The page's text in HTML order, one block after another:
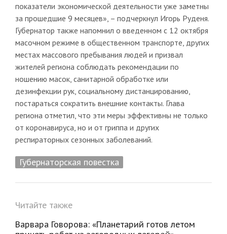
показатели экономической деятельности уже заметны
за прошедшие 9 месяцев», – подчеркнул Игорь Руденя.
Губернатор также напомнил о введенном с 12 октября
масочном режиме в общественном транспорте, других
местах массового пребывания людей и призвал
жителей региона соблюдать рекомендации по
ношению масок, санитарной обработке или
дезинфекции рук, социальному дистанцированию,
постараться сократить внешние контакты. Глава
региона отметил, что эти меры эффективны не только
от коронавируса, но и от гриппа и других
респираторных сезонных заболеваний.
Губернаторская повестка
Читайте также
Варвара Говорова: «Планетарий готов летом